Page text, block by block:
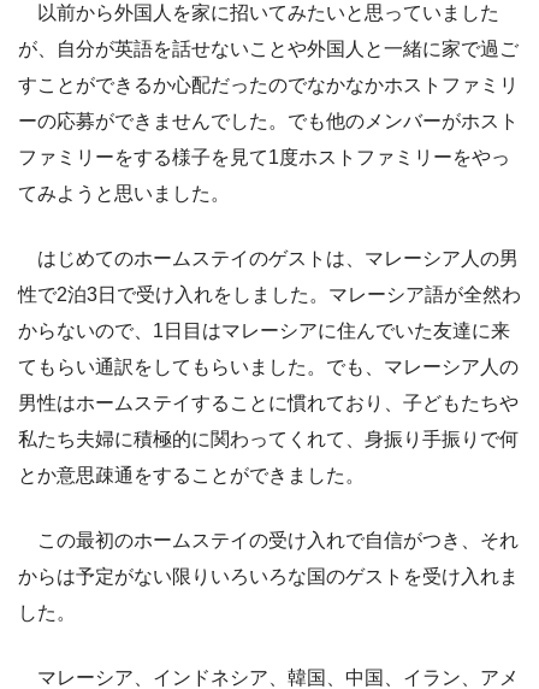
以前から外国人を家に招いてみたいと思っていました
が、自分が英語を話せないことや外国人と一緒に家で過ご
すことができるか心配だったのでなかなかホストファミリ
ーの応募ができませんでした。でも他のメンバーがホスト
ファミリーをする様子を見て1度ホストファミリーをやっ
てみようと思いました。
はじめてのホームステイのゲストは、マレーシア人の男
性で2泊3日で受け入れをしました。マレーシア語が全然わ
からないので、1日目はマレーシアに住んでいた友達に来
てもらい通訳をしてもらいました。でも、マレーシア人の
男性はホームステイすることに慣れており、子どもたちや
私たち夫婦に積極的に関わってくれて、身振り手振りで何
とか意思疎通をすることができました。
この最初のホームステイの受け入れで自信がつき、それ
からは予定がない限りいろいろな国のゲストを受け入れま
した。
マレーシア、インドネシア、韓国、中国、イラン、アメ